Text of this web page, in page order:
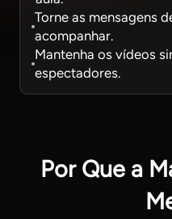
Torne as mensagens
acompanhar.
Mantenha os vídeos
espectadores.
Por Que a